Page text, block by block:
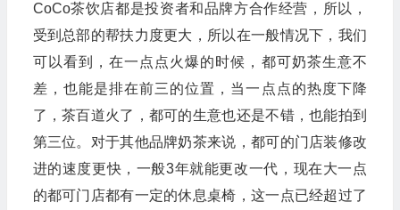
CoCo茶饮店都是投资者和品牌方合作经营，所以，
受到总部的帮扶力度更大，所以在一般情况下，我们
可以看到，在一点点火爆的时候，都可奶茶生意不
差，也能是排在前三的位置，当一点点的热度下降
了，茶百道火了，都可的生意也还是不错，也能拍到
第三位。对于其他品牌奶茶来说，都可的门店装修改
进的速度更快，一般3年就能更改一代，现在大一点
的都可门店都有一定的休息桌椅，这一点已经超过了